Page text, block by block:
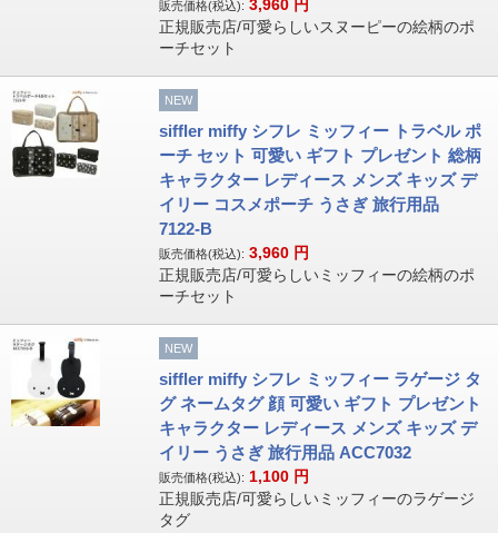
販売価格(税込): 3,960 円
正規販売店/可愛らしいスヌーピーの絵柄のポ
ーチセット
NEW
siffler miffy シフレ ミッフィー トラベル ポ
ーチ セット 可愛い ギフト プレゼント 総柄
キャラクター レディース メンズ キッズ デ
イリー コスメポーチ うさぎ 旅行用品
7122-B
販売価格(税込): 3,960 円
正規販売店/可愛らしいミッフィーの絵柄のポ
ーチセット
NEW
siffler miffy シフレ ミッフィー ラゲージ タ
グ ネームタグ 顔 可愛い ギフト プレゼント
キャラクター レディース メンズ キッズ デ
イリー うさぎ 旅行用品 ACC7032
販売価格(税込): 1,100 円
正規販売店/可愛らしいミッフィーのラゲージ
タグ